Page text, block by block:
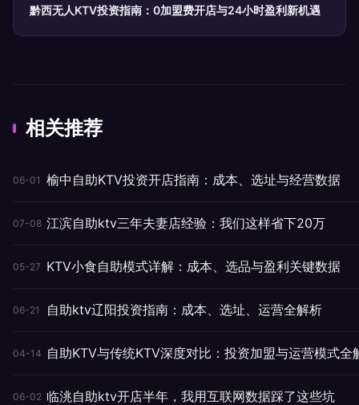
黔西无人KTV投资指南：0加盟费开店与24小时盈利新机遇
相关推荐
06-01 榆中自助KTV投资开店指南：成本、选址与经营数据
07-08 江滨自助ktv三年夫妻店经验：我们这样省下20万
05-27 KTV小食自助模式详解：成本、选品与盈利关键数据
06-21 自助ktv辽阳投资指南：成本、选址、运营全解析
04-14 自助KTV与传统KTV深度对比：投资加盟与运营模式全
06-02 临洮自助ktv开店半年，我用互联网数据踩了这些坑